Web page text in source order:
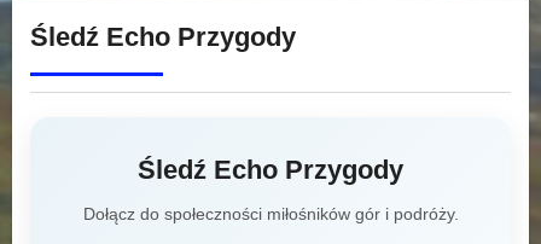
Śledź Echo Przygody
Śledź Echo Przygody
Dołącz do społeczności miłośników gór i podróży.